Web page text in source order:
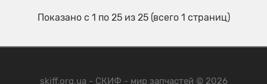
Показано с 1 по 25 из 25 (всего 1 страниц)
skiff.org.ua - СКИФ - мир запчастей © 2026